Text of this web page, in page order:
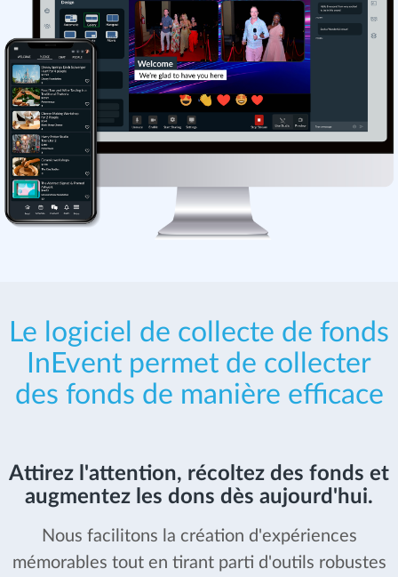
Le logiciel de collecte de fonds
InEvent permet de collecter
des fonds de manière efficace
Attirez l'attention, récoltez des fonds et
augmentez les dons dès aujourd'hui.
Nous facilitons la création d'expériences
mémorables tout en tirant parti d'outils robustes